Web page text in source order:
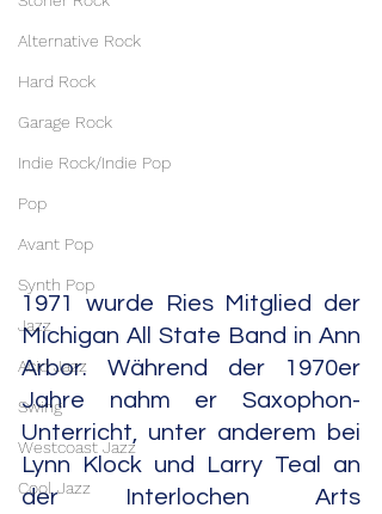
Alternative Rock
Hard Rock
Garage Rock
Indie Rock/Indie Pop
Pop
Avant Pop
Synth Pop
Jazz
Acid Jazz
Swing
Westcoast Jazz
Cool Jazz
1971 wurde Ries Mitglied der
Michigan All State Band in Ann
Arbor. Während der 1970er
Jahre nahm er Saxophon-
Unterricht, unter anderem bei
Lynn Klock und Larry Teal an
der Interlochen Arts